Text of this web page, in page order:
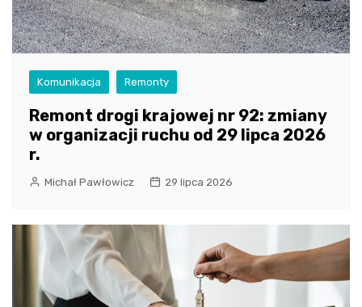
Komunikacja Remonty
Remont drogi krajowej nr 92: zmiany
w organizacji ruchu od 29 lipca 2026
r.
Michał Pawłowicz 29 lipca 2026